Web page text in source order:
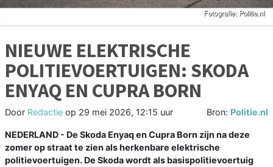
NIEUWE ELEKTRISCHE
POLITIEVOERTUIGEN: SKODA
ENYAQ EN CUPRA BORN
Door Redactie op 29 mei 2026, 12:15 uur Bron: Politie.nl
NEDERLAND - De Skoda Enyaq en Cupra Born zijn na deze
zomer op straat te zien als herkenbare elektrische
politievoertuigen. De Skoda wordt als basispolitievoertuig